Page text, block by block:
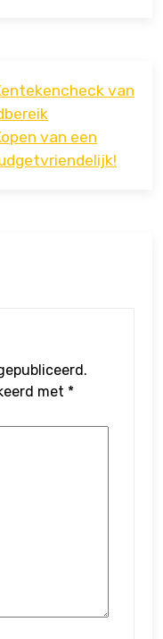
van
van een
met *